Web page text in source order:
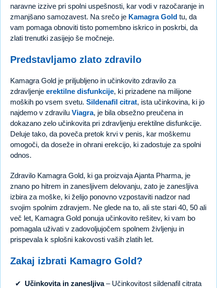
naravne izzive pri spolni uspešnosti, kar vodi v razočaranje in
zmanjšano samozavest. Na srečo je Kamagra Gold tu, da
vam pomaga obnoviti tisto pomembno iskrico in poskrbi, da
zlati trenutki zasijejo še močneje.
Predstavljamo zlato zdravilo
Kamagra Gold je priljubljeno in učinkovito zdravilo za
zdravljenje erektilne disfunkcije, ki prizadene na milijone
moških po vsem svetu. Sildenafil citrat, ista učinkovina, ki jo
najdemo v zdravilu Viagra, je bila obsežno preučena in
dokazano zelo učinkovita pri zdravljenju erektilne disfunkcije.
Deluje tako, da poveča pretok krvi v penis, kar moškemu
omogoči, da doseže in ohrani erekcijo, ki zadostuje za spolni
odnos.
Zdravilo Kamagra Gold, ki ga proizvaja Ajanta Pharma, je
znano po hitrem in zanesljivem delovanju, zato je zanesljiva
izbira za moške, ki želijo ponovno vzpostaviti nadzor nad
svojim spolnim zdravjem. Ne glede na to, ali ste stari 40, 50 ali
več let, Kamagra Gold ponuja učinkovito rešitev, ki vam bo
pomagala uživati v zadovoljujočem spolnem življenju in
prispevala k splošni kakovosti vaših zlatih let.
Zakaj izbrati Kamagro Gold?
Učinkovita in zanesljiva– Učinkovitost sildenafil citrata